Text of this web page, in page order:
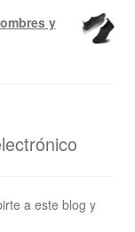
y
a este blog y